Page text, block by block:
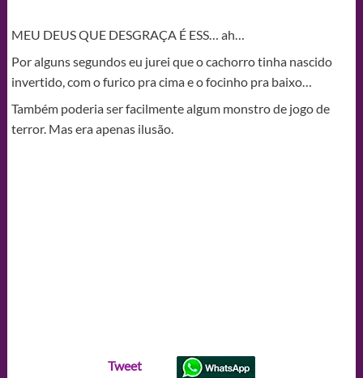
MEU DEUS QUE DESGRAÇA É ESS… ah…
Por alguns segundos eu jurei que o cachorro tinha nascido
invertido, com o furico pra cima e o focinho pra baixo…
Também poderia ser facilmente algum monstro de jogo de
terror. Mas era apenas ilusão.
Tweet